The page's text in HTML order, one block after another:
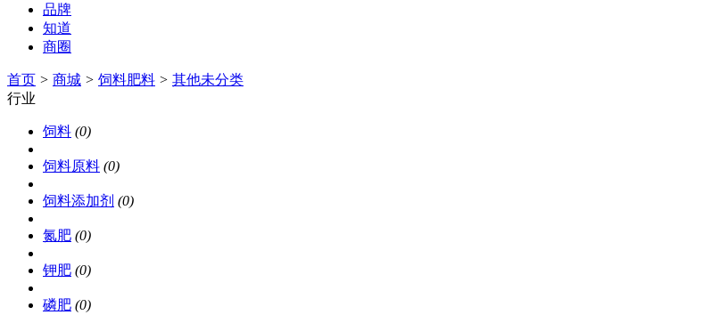
品牌
知道
商圈
首页 > 商城 > 饲料肥料 > 其他未分类
行业
饲料 (0)
饲料原料 (0)
饲料添加剂 (0)
氮肥 (0)
钾肥 (0)
磷肥 (0)